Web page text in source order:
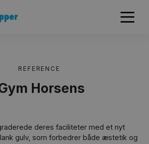
REFERENCE
Horsens
deres faciliteter med et nyt
gulv, som forbedrer både æstetik og